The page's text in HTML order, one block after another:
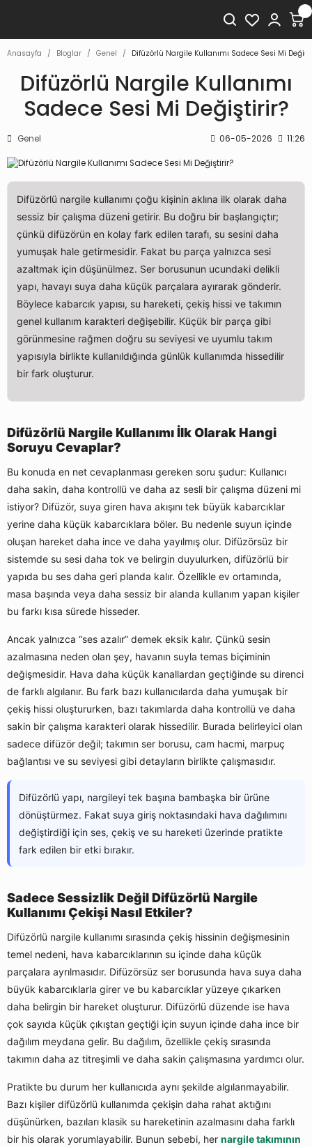
Anasayfa Bloglar Genel Difüzörlü Nargile Kullanımı Sadece Sesi Mi
Difüzörlü Nargile Kullanımı
Sadece Sesi Mi Değiştirir?
Genel 06-05-2026 11:26
Difüzörlü nargile kullanımı çoğu kişinin aklına ilk olarak daha
sessiz bir çalışma düzeni getirir. Bu doğru bir başlangıçtır;
çünkü difüzörün en kolay fark edilen tarafı, su sesini daha
yumuşak hale getirmesidir. Fakat bu parça yalnızca sesi
azaltmak için düşünülmez. Ser borusunun ucundaki delikli
yapı, havayı suya daha küçük parçalara ayırarak gönderir.
Böylece kabarcık yapısı, su hareketi, çekiş hissi ve takımın
genel kullanım karakteri değişebilir. Küçük bir parça gibi
görünmesine rağmen doğru su seviyesi ve uyumlu takım
yapısıyla birlikte kullanıldığında günlük kullanımda hissedilir
bir fark oluşturur.
Difüzörlü Nargile Kullanımı İlk Olarak Hangi
Soruyu Cevaplar?
Bu konuda en net cevaplanması gereken soru şudur: Kullanıcı
daha sakin, daha kontrollü ve daha az sesli bir çalışma düzeni mi
istiyor? Difüzör, suya giren hava akışını tek büyük kabarcıklar
yerine daha küçük kabarcıklara böler. Bu nedenle suyun içinde
oluşan hareket daha ince ve daha yayılmış olur. Difüzörsüz bir
sistemde su sesi daha tok ve belirgin duyulurken, difüzörlü bir
yapıda bu ses daha geri planda kalır. Özellikle ev ortamında,
masa başında veya daha sessiz bir alanda kullanım yapan kişiler
bu farkı kısa sürede hisseder.
Ancak yalnızca “ses azalır” demek eksik kalır. Çünkü sesin
azalmasına neden olan şey, havanın suyla temas biçiminin
değişmesidir. Hava daha küçük kanallardan geçtiğinde su direnci
de farklı algılanır. Bu fark bazı kullanıcılarda daha yumuşak bir
çekiş hissi oluştururken, bazı takımlarda daha kontrollü ve daha
sakin bir çalışma karakteri olarak hissedilir. Burada belirleyici olan
sadece difüzör değil; takımın ser borusu, cam hacmi, marpuç
bağlantısı ve su seviyesi gibi detayların birlikte çalışmasıdır.
Difüzörlü yapı, nargileyi tek başına bambaşka bir ürüne
dönüştürmez. Fakat suya giriş noktasındaki hava dağılımını
değiştirdiği için ses, çekiş ve su hareketi üzerinde pratikte
fark edilen bir etki bırakır.
Sadece Sessizlik Değil Difüzörlü Nargile
Kullanımı Çekişi Nasıl Etkiler?
Difüzörlü nargile kullanımı sırasında çekiş hissinin değişmesinin
temel nedeni, hava kabarcıklarının su içinde daha küçük
parçalara ayrılmasıdır. Difüzörsüz ser borusunda hava suya daha
büyük kabarcıklarla girer ve bu kabarcıklar yüzeye çıkarken
daha belirgin bir hareket oluşturur. Difüzörlü düzende ise hava
çok sayıda küçük çıkıştan geçtiği için suyun içinde daha ince bir
dağılım meydana gelir. Bu dağılım, özellikle çekiş sırasında
takımın daha az titreşimli ve daha sakin çalışmasına yardımcı olur.
Pratikte bu durum her kullanıcıda aynı şekilde algılanmayabilir.
Bazı kişiler difüzörlü kullanımda çekişin daha rahat aktığını
düşünürken, bazıları klasik su hareketinin azalmasını daha farklı
bir his olarak yorumlayabilir. Bunun sebebi, her nargile takımının